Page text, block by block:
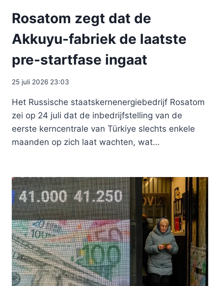
Rosatom zegt dat de
Akkuyu-fabriek de laatste
pre-startfase ingaat
25 juli 2026 23:03
Het Russische staatskernenergiebedrijf Rosatom
zei op 24 juli dat de inbedrijfstelling van de
eerste kerncentrale van Türkiye slechts enkele
maanden op zich laat wachten, wat…